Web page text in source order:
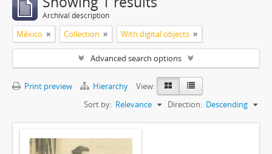
Archival description
México Collection With digital objects
Advanced search options
Print preview Hierarchy
View:
Sort by: Relevance Direction: Descending